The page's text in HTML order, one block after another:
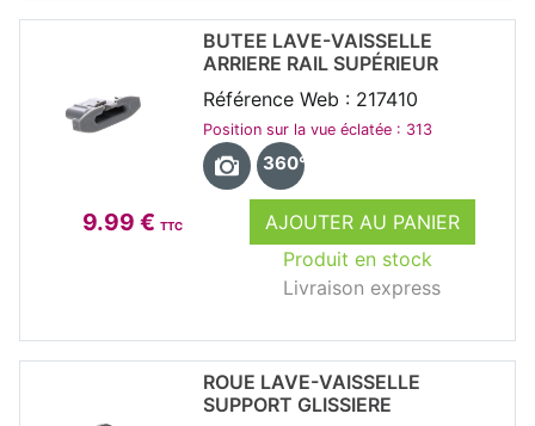
9.99 € TTC
AJOUTER AU PANIER
Produit en stock
Livraison express
BUTEE LAVE-VAISSELLE
ARRIERE RAIL SUPÉRIEUR
Référence Web : 217410
Position sur la vue éclatée : 313
360°
ROUE LAVE-VAISSELLE
SUPPORT GLISSIERE